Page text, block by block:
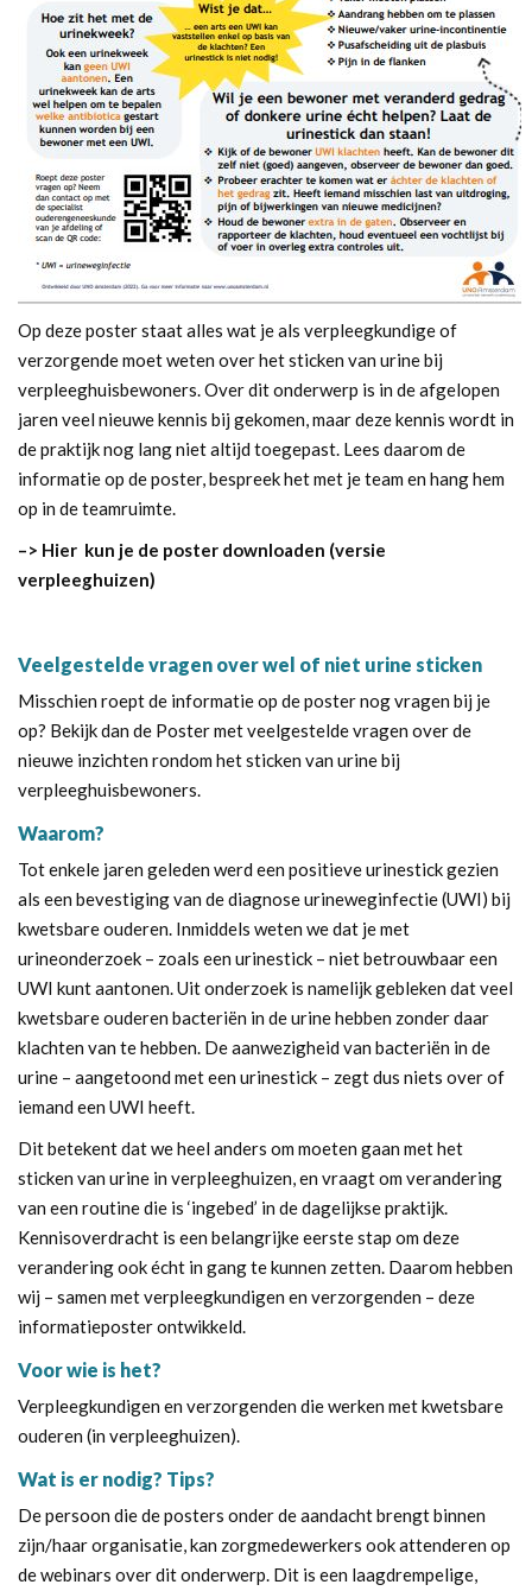
Op deze poster staat alles wat je als verpleegkundige of
verzorgende moet weten over het sticken van urine bij
verpleeghuisbewoners. Over dit onderwerp is in de afgelopen
jaren veel nieuwe kennis bij gekomen, maar deze kennis wordt in
de praktijk nog lang niet altijd toegepast. Lees daarom de
informatie op de poster, bespreek het met je team en hang hem
op in de teamruimte.
–> Hier kun je de poster downloaden (versie
verpleeghuizen)
Veelgestelde vragen over wel of niet urine sticken
Misschien roept de informatie op de poster nog vragen bij je
op? Bekijk dan de Poster met veelgestelde vragen over de
nieuwe inzichten rondom het sticken van urine bij
verpleeghuisbewoners.
Waarom?
Tot enkele jaren geleden werd een positieve urinestick gezien
als een bevestiging van de diagnose urineweginfectie (UWI) bij
kwetsbare ouderen. Inmiddels weten we dat je met
urineonderzoek – zoals een urinestick – niet betrouwbaar een
UWI kunt aantonen. Uit onderzoek is namelijk gebleken dat veel
kwetsbare ouderen bacteriën in de urine hebben zonder daar
klachten van te hebben. De aanwezigheid van bacteriën in de
urine – aangetoond met een urinestick – zegt dus niets over of
iemand een UWI heeft.
Dit betekent dat we heel anders om moeten gaan met het
sticken van urine in verpleeghuizen, en vraagt om verandering
van een routine die is ‘ingebed’ in de dagelijkse praktijk.
Kennisoverdracht is een belangrijke eerste stap om deze
verandering ook écht in gang te kunnen zetten. Daarom hebben
wij – samen met verpleegkundigen en verzorgenden – deze
informatieposter ontwikkeld.
Voor wie is het?
Verpleegkundigen en verzorgenden die werken met kwetsbare
ouderen (in verpleeghuizen).
Wat is er nodig? Tips?
De persoon die de posters onder de aandacht brengt binnen
zijn/haar organisatie, kan zorgmedewerkers ook attenderen op
de webinars over dit onderwerp. Dit is een laagdrempelige,